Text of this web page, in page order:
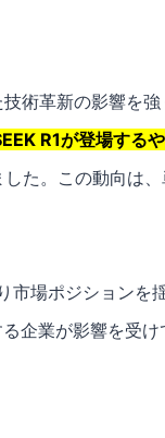
術革新の影響を強
R1が登場する
た。この動向は
市場ポジションを
企業が影響を受